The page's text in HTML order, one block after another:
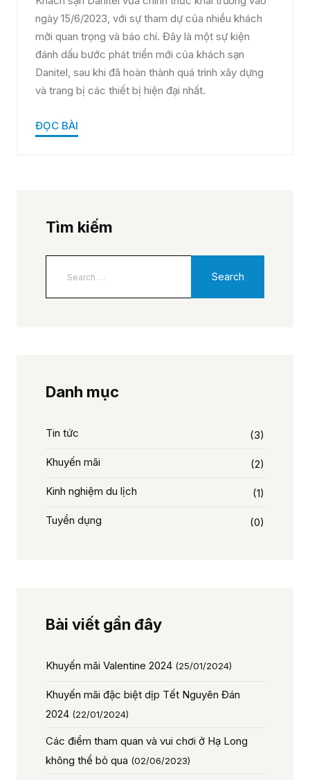
ngày 15/6/2023, với sự tham dự của nhiều khách
mời quan trọng và báo chí. Đây là một sự kiện
đánh dấu bước phát triển mới của khách sạn
Danitel, sau khi đã hoàn thành quá trình xây dựng
và trang bị các thiết bị hiện đại nhất.
ĐỌC BÀI
Tìm kiếm
Danh mục
Tin tức (3)
Khuyến mãi (2)
Kinh nghiệm du lịch (1)
Tuyển dụng (0)
Bài viết gần đây
Khuyến mãi Valentine 2024 (25/01/2024)
Khuyến mãi đặc biệt dịp Tết Nguyên Đán
2024 (22/01/2024)
Các điểm tham quan và vui chơi ở Hạ Long
không thể bỏ qua (02/06/2023)